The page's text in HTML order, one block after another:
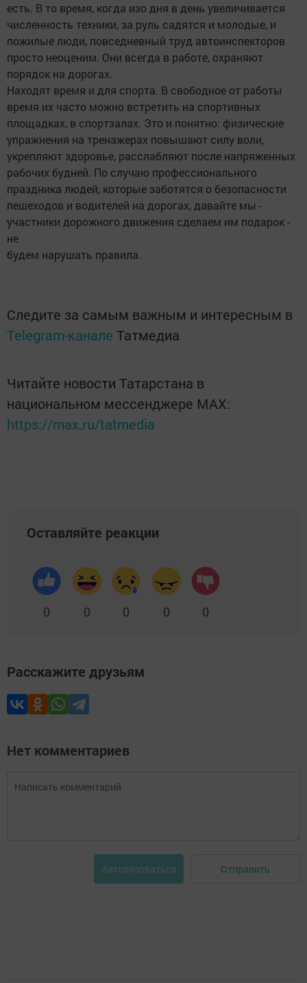
есть. В то время, когда изо дня в день увеличивается
численность техники, за руль садятся и молодые, и
пожилые люди, повседневный труд автоинспекторов
просто неоценим. Они всегда в работе, охраняют
порядок на дорогах.
Находят время и для спорта. В свободное от работы
время их часто можно встретить на спортивных
площадках, в спортзалах. Это и понятно: физические
упражнения на тренажерах повышают силу воли,
укрепляют здоровье, расслабляют после напряженных
рабочих будней. По случаю профессионального
праздника людей, которые заботятся о безопасности
пешеходов и водителей на дорогах, давайте мы -
участники дорожного движения сделаем им подарок -
не
будем нарушать правила.
Следите за самым важным и интересным в
Telegram-канале Татмедиа
Читайте новости Татарстана в
национальном мессенджере MАХ:
https://max.ru/tatmedia
Оставляйте реакции
0 0 0 0 0
Расскажите друзьям
Нет комментариев
Авторизоваться Отправить